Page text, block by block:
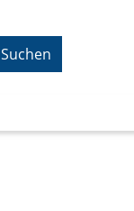
Suchen